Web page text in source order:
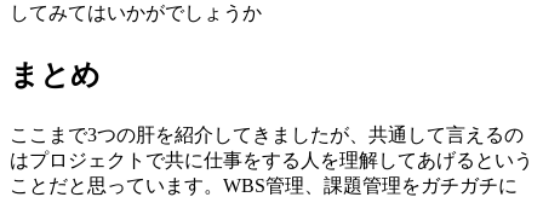
してみてはいかがでしょうか
まとめ
ここまで3つの肝を紹介してきましたが、共通して言えるの
はプロジェクトで共に仕事をする人を理解してあげるという
ことだと思っています。WBS管理、課題管理をガチガチに